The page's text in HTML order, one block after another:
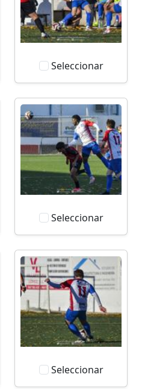
Seleccionar
Seleccionar
Seleccionar